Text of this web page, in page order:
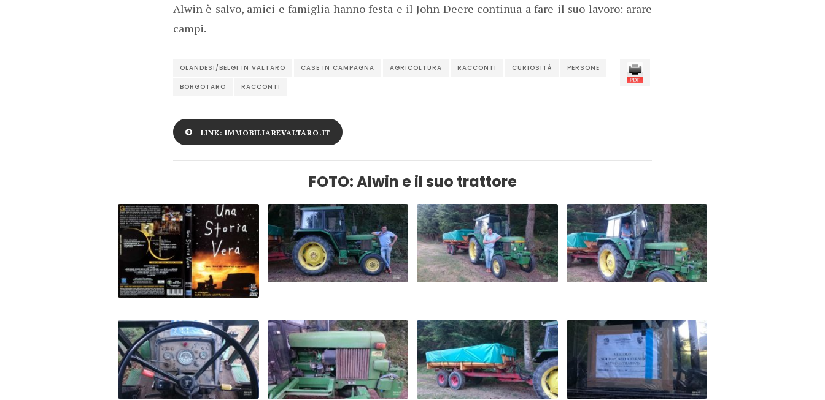
Alwin è salvo, amici e famiglia hanno festa e il John Deere continua a fare il suo lavoro: arare
campi.
OLANDESI/BELGI IN VALTARO CASE IN CAMPAGNA AGRICOLTURA RACCONTI CURIOSITÀ PERSONE
BORGOTARO RACCONTI
LINK: IMMOBILIAREVALTARO.IT
FOTO: Alwin e il suo trattore